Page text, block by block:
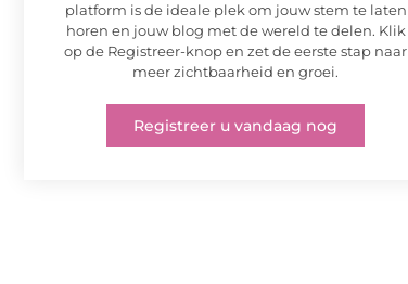
platform is de ideale plek om jouw stem te laten
horen en jouw blog met de wereld te delen. Klik
op de Registreer-knop en zet de eerste stap naar
meer zichtbaarheid en groei.
Registreer u vandaag nog